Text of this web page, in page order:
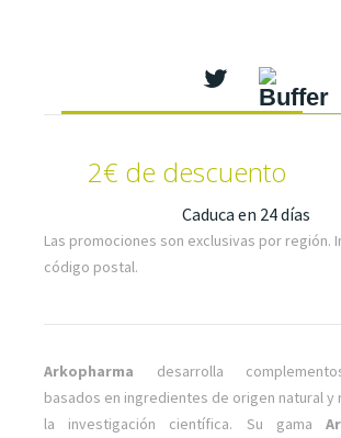
2€ de descuento
Caduca en 24 días
Las promociones son exclusivas por región.
código postal.
Arkopharma desarrolla
basados en ingredientes de origen natural
la investigación científica. Su gama